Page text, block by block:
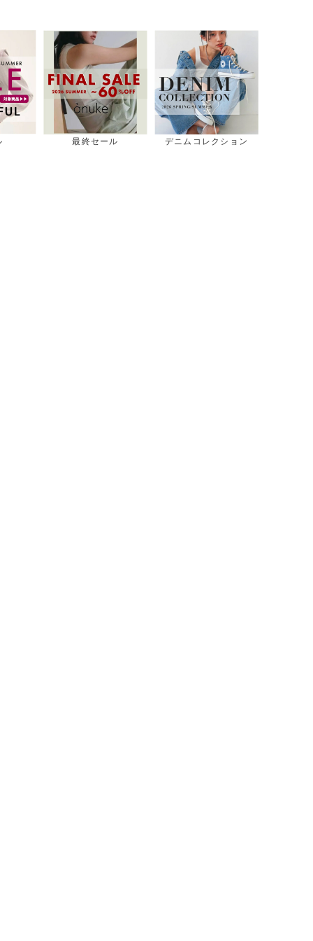
デニムコレクション スタッズシリーズ